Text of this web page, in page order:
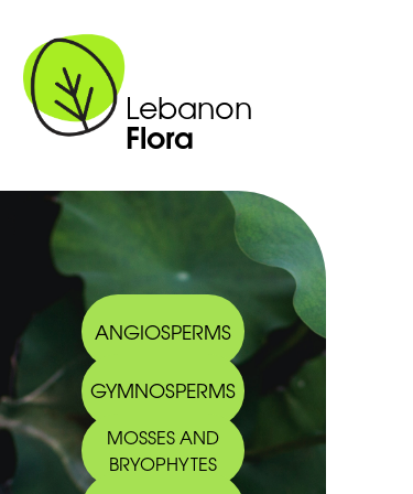
Lebanon
Flora
ANGIOSPERMS
GYMNOSPERMS
MOSSES AND
BRYOPHYTES